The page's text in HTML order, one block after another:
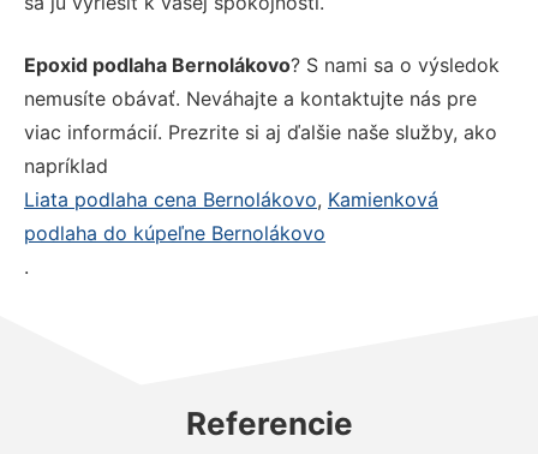
Epoxid podlaha Bernolákovo? S nami sa o výsledok
nemusíte obávať. Neváhajte a kontaktujte nás pre
viac informácií. Prezrite si aj ďalšie naše služby, ako
napríklad
Liata podlaha cena Bernolákovo, Kamienková
podlaha do kúpeľne Bernolákovo
.
Referencie